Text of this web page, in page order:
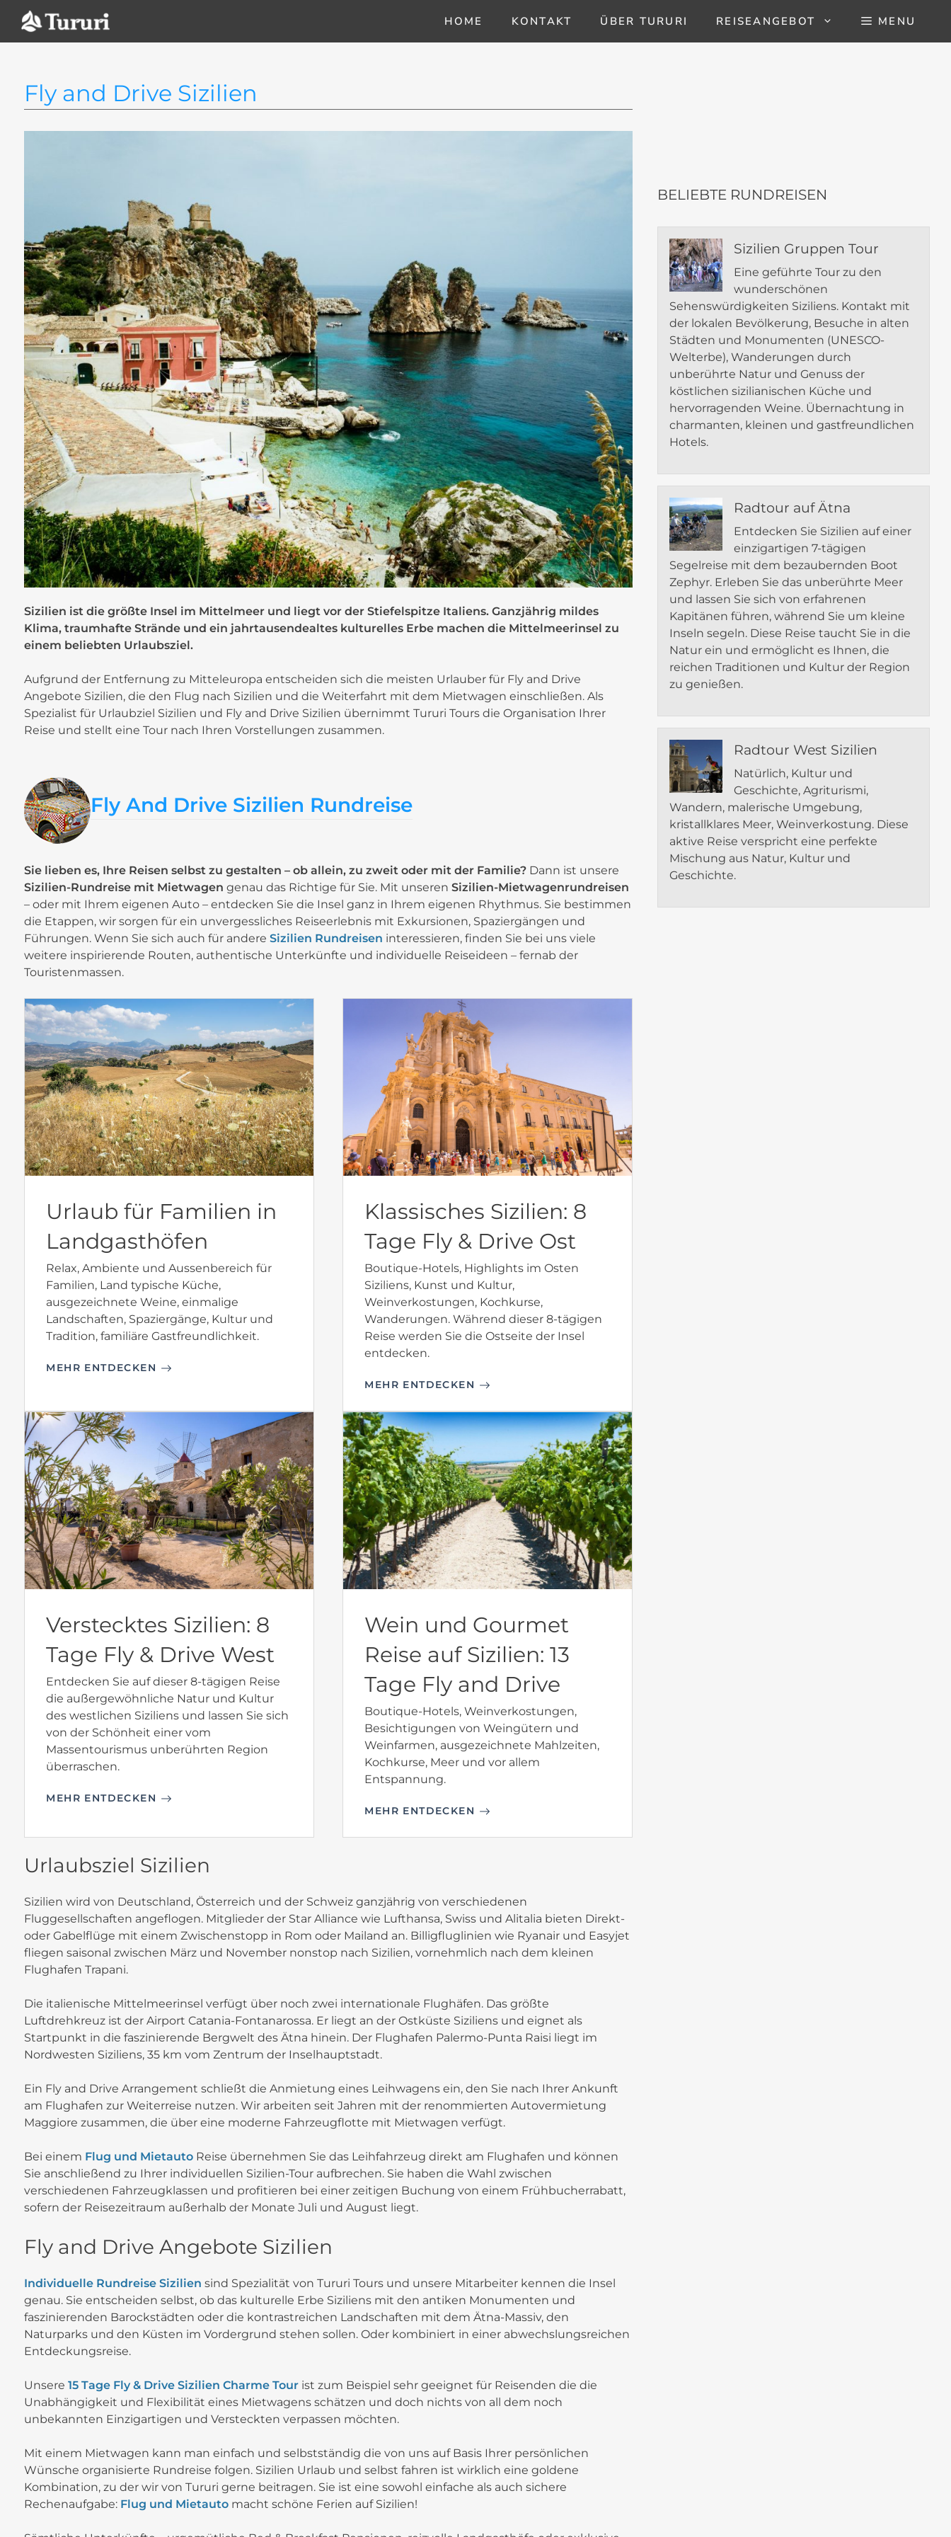
Inhalt
springen
HOME KONTAKT ÜBER TURURI REISEANGEBOT MENU
Fly and Drive Sizilien
Sizilien ist die größte Insel im Mittelmeer und liegt vor der Stiefelspitze Italiens. Ganzjährig mildes
Klima, traumhafte Strände und ein jahrtausendealtes kulturelles Erbe machen die Mittelmeerinsel zu
einem beliebten Urlaubsziel.
Aufgrund der Entfernung zu Mitteleuropa entscheiden sich die meisten Urlauber für Fly and Drive
Angebote Sizilien, die den Flug nach Sizilien und die Weiterfahrt mit dem Mietwagen einschließen. Als
Spezialist für Urlaubziel Sizilien und Fly and Drive Sizilien übernimmt Tururi Tours die Organisation Ihrer
Reise und stellt eine Tour nach Ihren Vorstellungen zusammen.
Fly And Drive Sizilien Rundreise
Sie lieben es, Ihre Reisen selbst zu gestalten – ob allein, zu zweit oder mit der Familie? Dann ist unsere
Sizilien-Rundreise mit Mietwagen genau das Richtige für Sie. Mit unserenSizilien-Mietwagenrundreisen
– oder mit Ihrem eigenen Auto – entdecken Sie die Insel ganz in Ihrem eigenen Rhythmus. Sie bestimmen
die Etappen, wir sorgen für ein unvergessliches Reiseerlebnis mit Exkursionen, Spaziergängen und
Führungen. Wenn Sie sich auch für andereSizilien Rundreisen interessieren, finden Sie bei uns viele
weitere inspirierende Routen, authentische Unterkünfte und individuelle Reiseideen – fernab der
Touristenmassen.
Urlaub für Familien in
Landgasthöfen
Relax, Ambiente und Aussenbereich für
Familien, Land typische Küche,
ausgezeichnete Weine, einmalige
Landschaften, Spaziergänge, Kultur und
Tradition, familiäre Gastfreundlichkeit.
MEHR ENTDECKEN
Klassisches Sizilien: 8
Tage Fly & Drive Ost
Boutique-Hotels, Highlights im Osten
Siziliens, Kunst und Kultur,
Weinverkostungen, Kochkurse,
Wanderungen. Während dieser 8-tägigen
Reise werden Sie die Ostseite der Insel
entdecken.
MEHR ENTDECKEN
Verstecktes Sizilien: 8
Tage Fly & Drive West
Entdecken Sie auf dieser 8-tägigen Reise
die außergewöhnliche Natur und Kultur
des westlichen Siziliens und lassen Sie sich
von der Schönheit einer vom
Massentourismus unberührten Region
überraschen.
MEHR ENTDECKEN
Wein und Gourmet
Reise auf Sizilien: 13
Tage Fly and Drive
Boutique-Hotels, Weinverkostungen,
Besichtigungen von Weingütern und
Weinfarmen, ausgezeichnete Mahlzeiten,
Kochkurse, Meer und vor allem
Entspannung.
MEHR ENTDECKEN
Urlaubsziel Sizilien
Sizilien wird von Deutschland, Österreich und der Schweiz ganzjährig von verschiedenen
Fluggesellschaften angeflogen. Mitglieder der Star Alliance wie Lufthansa, Swiss und Alitalia bieten Direkt-
oder Gabelflüge mit einem Zwischenstopp in Rom oder Mailand an. Billigfluglinien wie Ryanair und Easyjet
fliegen saisonal zwischen März und November nonstop nach Sizilien, vornehmlich nach dem kleinen
Flughafen Trapani.
Die italienische Mittelmeerinsel verfügt über noch zwei internationale Flughäfen. Das größte
Luftdrehkreuz ist der Airport Catania-Fontanarossa. Er liegt an der Ostküste Siziliens und eignet als
Startpunkt in die faszinierende Bergwelt des Ätna hinein. Der Flughafen Palermo-Punta Raisi liegt im
Nordwesten Siziliens, 35 km vom Zentrum der Inselhauptstadt.
Ein Fly and Drive Arrangement schließt die Anmietung eines Leihwagens ein, den Sie nach Ihrer Ankunft
am Flughafen zur Weiterreise nutzen. Wir arbeiten seit Jahren mit der renommierten Autovermietung
Maggiore zusammen, die über eine moderne Fahrzeugflotte mit Mietwagen verfügt.
Bei einem Flug und Mietauto Reise übernehmen Sie das Leihfahrzeug direkt am Flughafen und können
Sie anschließend zu Ihrer individuellen Sizilien-Tour aufbrechen. Sie haben die Wahl zwischen
verschiedenen Fahrzeugklassen und profitieren bei einer zeitigen Buchung von einem Frühbucherrabatt,
sofern der Reisezeitraum außerhalb der Monate Juli und August liegt.
Fly and Drive Angebote Sizilien
Individuelle Rundreise Sizilien sind Spezialität von Tururi Tours und unsere Mitarbeiter kennen die Insel
genau. Sie entscheiden selbst, ob das kulturelle Erbe Siziliens mit den antiken Monumenten und
faszinierenden Barockstädten oder die kontrastreichen Landschaften mit dem Ätna-Massiv, den
Naturparks und den Küsten im Vordergrund stehen sollen. Oder kombiniert in einer abwechslungsreichen
Entdeckungsreise.
Unsere15 Tage Fly & Drive Sizilien Charme Tour ist zum Beispiel sehr geeignet für Reisenden die die
Unabhängigkeit und Flexibilität eines Mietwagens schätzen und doch nichts von all dem noch
unbekannten Einzigartigen und Versteckten verpassen möchten.
Mit einem Mietwagen kann man einfach und selbstständig die von uns auf Basis Ihrer persönlichen
Wünsche organisierte Rundreise folgen. Sizilien Urlaub und selbst fahren ist wirklich eine goldene
Kombination, zu der wir von Tururi gerne beitragen. Sie ist eine sowohl einfache als auch sichere
Rechenaufgabe: Flug und Mietauto macht schöne Ferien auf Sizilien!
BELIEBTE RUNDREISEN
Sizilien Gruppen Tour
Eine geführte Tour zu den
wunderschönen
Sehenswürdigkeiten Siziliens. Kontakt mit
der lokalen Bevölkerung, Besuche in alten
Städten und Monumenten (UNESCO-
Welterbe), Wanderungen durch
unberührte Natur und Genuss der
köstlichen sizilianischen Küche und
hervorragenden Weine. Übernachtung in
charmanten, kleinen und gastfreundlichen
Hotels.
Radtour auf Ätna
Entdecken Sie Sizilien auf einer
einzigartigen 7-tägigen
Segelreise mit dem bezaubernden Boot
Zephyr. Erleben Sie das unberührte Meer
und lassen Sie sich von erfahrenen
Kapitänen führen, während Sie um kleine
Inseln segeln. Diese Reise taucht Sie in die
Natur ein und ermöglicht es Ihnen, die
reichen Traditionen und Kultur der Region
zu genießen.
Radtour West Sizilien
Natürlich, Kultur und
Geschichte, Agriturismi,
Wandern, malerische Umgebung,
kristallklares Meer, Weinverkostung. Diese
aktive Reise verspricht eine perfekte
Mischung aus Natur, Kultur und
Geschichte.